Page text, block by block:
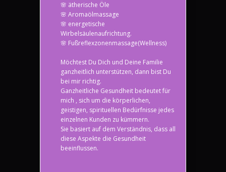
🌸 ätherische Öle
🌸 Aromaölmassage
🌸 energetische
Wirbelsäulenaufrichtung.
🌸 Fußreflexzonenmassage(Wellness)
Möchtest Du Dich und Deine Familie
ganzheitlich unterstützen, dann bist Du
bei mir richtig.
Ganzheitliche Gesundheit bedeutet für
mich , sich um die körperlichen,
geistigen, spirituellen Bedürfnisse jedes
einzelnen Kunden zu kümmern.
Sie basiert auf dem Verständnis, dass all
diese Aspekte die Gesundheit
beeinflussen.